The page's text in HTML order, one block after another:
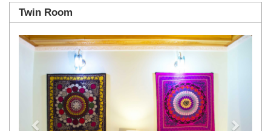
Twin Room
Previous Next